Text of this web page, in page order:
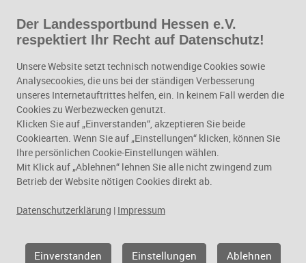
Zum Hauptinhalt springen
Kommunikation und
Marketing
Kommunikation und
Marketing
Der Landessportbund Hessen e.V.
respektiert Ihr Recht auf Datenschutz!
Unsere Website setzt technisch notwendige Cookies sowie
Analysecookies, die uns bei der ständigen Verbesserung
unseres Internetauftrittes helfen, ein. In keinem Fall werden die
Cookies zu Werbezwecken genutzt.
Klicken Sie auf „Einverstanden“, akzeptieren Sie beide
Cookiearten. Wenn Sie auf „Einstellungen“ klicken, können Sie
Ihre persönlichen Cookie-Einstellungen wählen.
Mit Klick auf „Ablehnen“ lehnen Sie alle nicht zwingend zum
Betrieb der Website nötigen Cookies direkt ab.
Datenschutzerklärung | Impressum
Einverstanden Einstellungen Ablehnen